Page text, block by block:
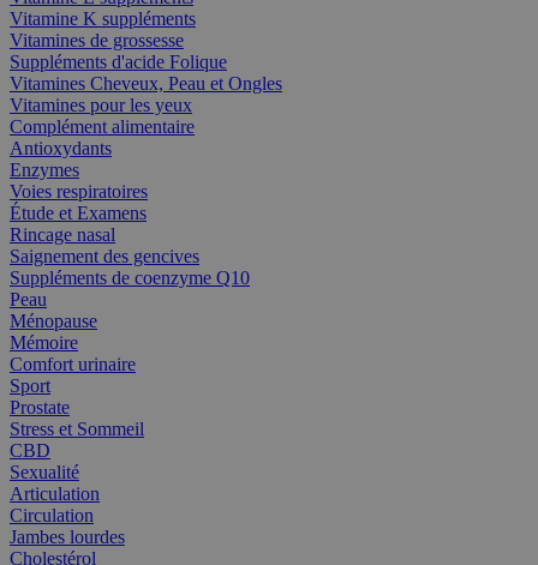
Vitamine K suppléments
Vitamines de grossesse
Suppléments d'acide Folique
Vitamines Cheveux, Peau et Ongles
Vitamines pour les yeux
Complément alimentaire
Antioxydants
Enzymes
Voies respiratoires
Étude et Examens
Rincage nasal
Saignement des gencives
Suppléments de coenzyme Q10
Peau
Ménopause
Mémoire
Comfort urinaire
Sport
Prostate
Stress et Sommeil
CBD
Sexualité
Articulation
Circulation
Jambes lourdes
Cholestérol